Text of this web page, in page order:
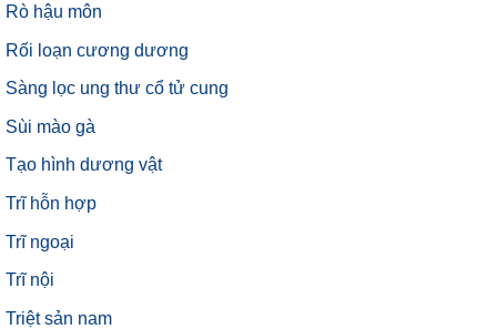
Rò hậu môn
Rối loạn cương dương
Sàng lọc ung thư cổ tử cung
Sùi mào gà
Tạo hình dương vật
Trĩ hỗn hợp
Trĩ ngoại
Trĩ nội
Triệt sản nam